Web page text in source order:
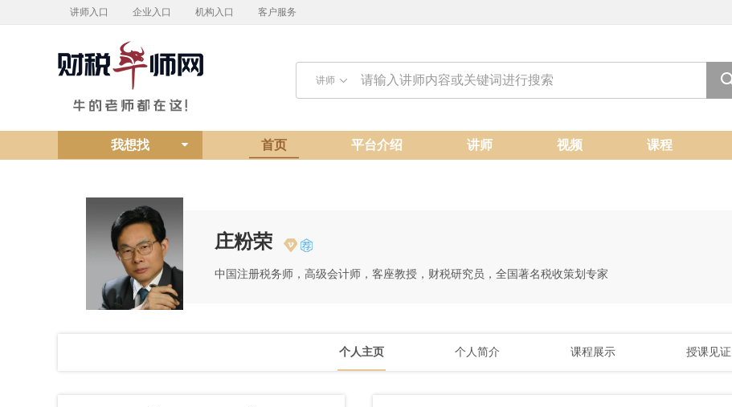
讲师入口 企业入口 机构入口 客户服务
讲师
我想找 首页 平台介绍 讲师 视频 课程
庄粉荣
中国注册税务师，高级会计师，客座教授，财税研究员，全国著名税收策划专家
个人主页 个人简介 课程展示 授课见证